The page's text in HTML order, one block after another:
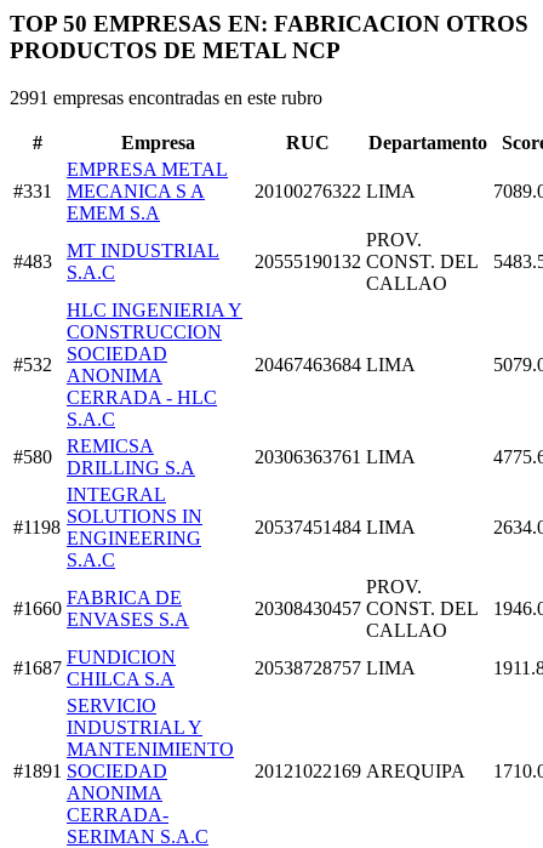
TOP 50 EMPRESAS EN: FABRICACION OTROS
PRODUCTOS DE METAL NCP
2991 empresas encontradas en este rubro
# Empresa RUC Departamento
#331
EMPRESA METAL
MECANICA S A
EMEM S.A
20100276322 LIMA
#483
MT INDUSTRIAL
S.A.C
20555190132
PROV.
CONST. DEL
CALLAO
#532
HLC INGENIERIA Y
CONSTRUCCION
SOCIEDAD
ANONIMA
CERRADA - HLC
S.A.C
20467463684 LIMA
#580
REMICSA
DRILLING S.A
20306363761 LIMA
#1198
INTEGRAL
SOLUTIONS IN
ENGINEERING
S.A.C
20537451484 LIMA
#1660
FABRICA DE
ENVASES S.A
20308430457
PROV.
CONST. DEL
CALLAO
#1687
FUNDICION
CHILCA S.A
20538728757 LIMA
#1891
SERVICIO
INDUSTRIAL Y
MANTENIMIENTO
SOCIEDAD
ANONIMA
CERRADA-
SERIMAN S.A.C
20121022169 AREQUIPA